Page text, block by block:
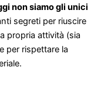
non siamo gli unici
segreti per riuscire
propria attività (sia
per rispettare la